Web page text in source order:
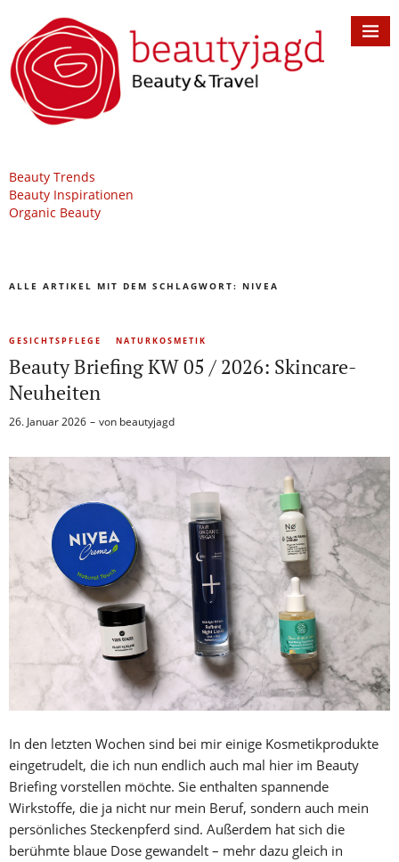
Beauty Trends
Beauty Inspirationen
Organic Beauty
ALLE ARTIKEL MIT DEM SCHLAGWORT: NIVEA
GESICHTSPFLEGE NATURKOSMETIK
Beauty Briefing KW 05 / 2026: Skincare-
Neuheiten
26. Januar 2026 von beautyjagd
In den letzten Wochen sind bei mir einige Kosmetikprodukte
eingetrudelt, die ich nun endlich auch mal hier im Beauty
Briefing vorstellen möchte. Sie enthalten spannende
Wirkstoffe, die ja nicht nur mein Beruf, sondern auch mein
persönliches Steckenpferd sind. Außerdem hat sich die
berühmte blaue Dose gewandelt – mehr dazu gleich in